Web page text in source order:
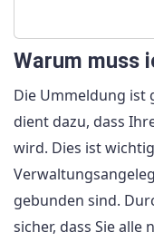
Warum muss
Die Ummeldung ist
dient dazu, dass
wird. Dies ist
gebunden sind.
sicher, dass Sie